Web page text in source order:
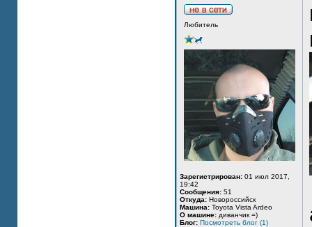
Любитель
Зарегистрирован: 01 июл 2017,
19:42
Сообщения: 51
Откуда: Новороссийск
Машина: Toyota Vista Ardeo
О машине: диванчик =)
Блог: Посмотреть блог (1)